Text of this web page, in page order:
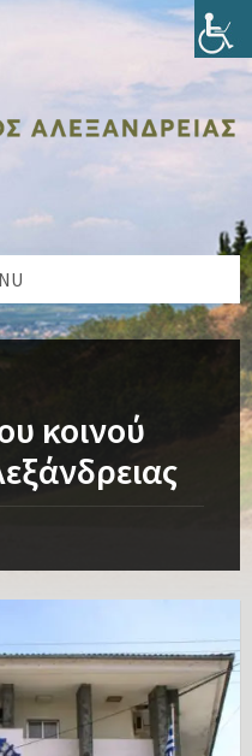
κοινού